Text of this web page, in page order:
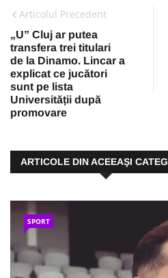
Articolul Precedent
„U” Cluj ar putea
transfera trei titulari
de la Dinamo. Lincar a
explicat ce jucători
sunt pe lista
Universității după
promovare
ARTICOLE DIN ACEEAŞI
SPORT